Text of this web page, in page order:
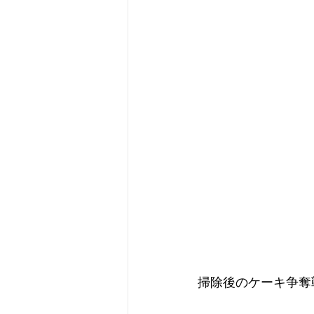
掃除後のケーキ争